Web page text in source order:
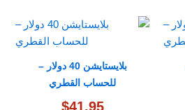
بلايستايشن 40 دولار –
للحساب القطري
$41.95